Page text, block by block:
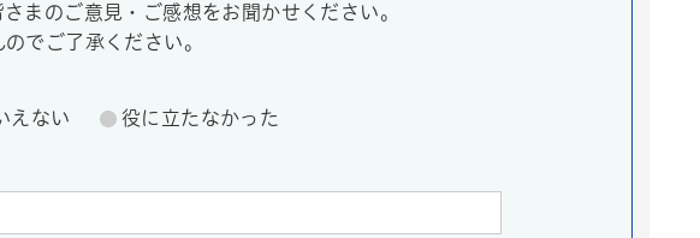
まのご意見・ご感想をお聞かせください。
でご了承ください。
えない 役に立たなかった